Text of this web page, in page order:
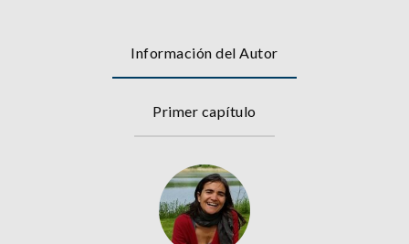
Información del Autor
Primer capítulo